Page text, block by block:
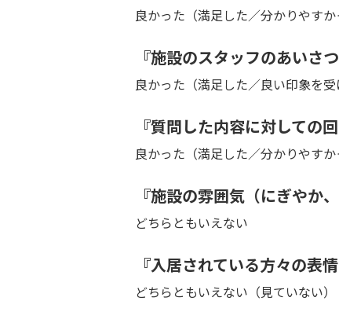
良かった（満足した／分かりやすか
『施設のスタッフのあいさ
良かった（満足した／良い印象を受
『質問した内容に対しての
良かった（満足した／分かりやすか
『施設の雰囲気（にぎやか
どちらともいえない
『入居されている方々の表
どちらともいえない（見ていない）